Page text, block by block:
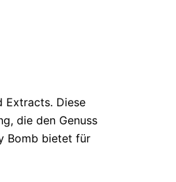
Extracts. Diese
die den Genuss
Bomb bietet für